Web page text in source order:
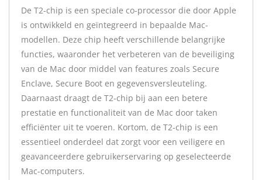
De T2-chip is een speciale co-processor die door Apple
is ontwikkeld en geïntegreerd in bepaalde Mac-
modellen. Deze chip heeft verschillende belangrijke
functies, waaronder het verbeteren van de beveiliging
van de Mac door middel van features zoals Secure
Enclave, Secure Boot en gegevensversleuteling.
Daarnaast draagt de T2-chip bij aan een betere
prestatie en functionaliteit van de Mac door taken
efficiënter uit te voeren. Kortom, de T2-chip is een
essentieel onderdeel dat zorgt voor een veiligere en
geavanceerdere gebruikerservaring op geselecteerde
Mac-computers.